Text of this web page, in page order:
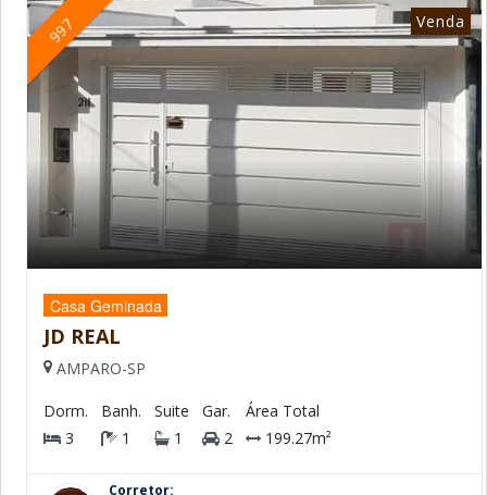
997 Venda
Casa Geminada
JD REAL
AMPARO-SP
Dorm.
3
Banh.
1
Suite
1
Gar.
2
Área Total
199.27m²
Corretor: